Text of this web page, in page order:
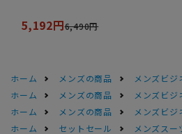
5,192円6,490円
ホーム メンズの商品 メンズビジ
ホーム
メンズの商品 メンズビジ
ホーム
メンズの商品 メンズビジ
ホーム
セットセール
メンズス